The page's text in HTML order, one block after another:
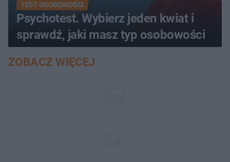
TEST OSOBOWOŚCI
Psychotest. Wybierz jeden kwiat i
sprawdź, jaki masz typ osobowości
ZOBACZ WIĘCEJ